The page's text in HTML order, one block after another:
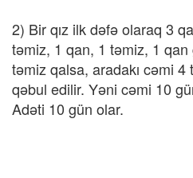
2) Bir qız ilk dəfə olaraq 3
təmiz, 1 qan, 1 təmiz, 1
təmiz qalsa, aradakı cəmi
qəbul edilir. Yəni cəmi 10
Adəti 10 gün olar.